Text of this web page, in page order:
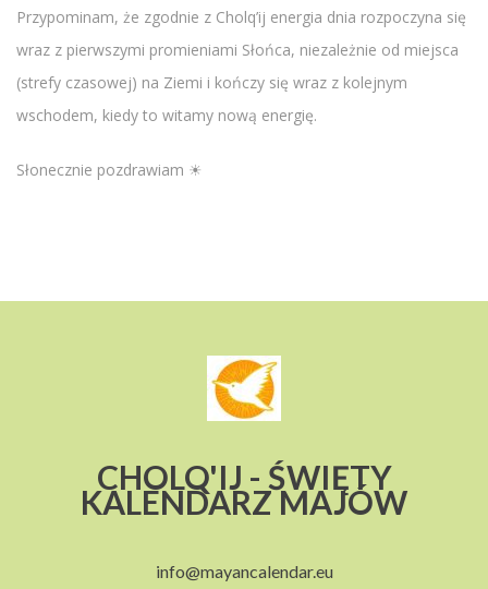
Przypominam, że zgodnie z Cholq’ij energia dnia rozpoczyna się
wraz z pierwszymi promieniami Słońca, niezależnie od miejsca
(strefy czasowej) na Ziemi i kończy się wraz z kolejnym
wschodem, kiedy to witamy nową energię.
Słonecznie pozdrawiam ☀
CHOLQ'IJ - ŚWIĘTY
KALENDARZ MAJÓW
info@mayancalendar.eu